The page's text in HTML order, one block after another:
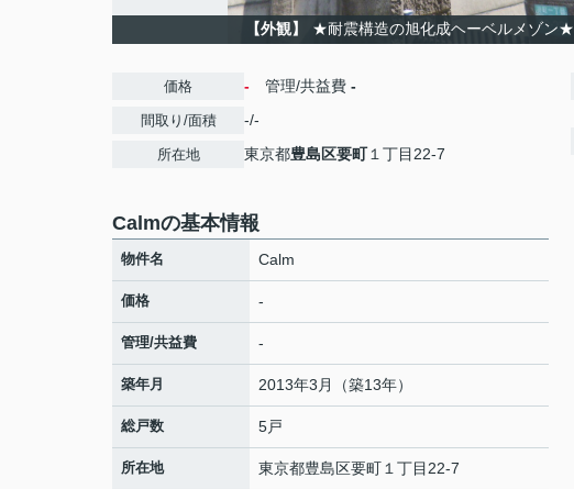
【外観】 ★耐震構造の旭化成ヘーベルメゾン★
価格 - 管理/共益費 -
間取り/面積 -/-
所在地 東京都豊島区要町１丁目22-7
Calmの基本情報
物件名 Calm
価格 -
管理/共益費 -
築年月 2013年3月（築13年）
総戸数 5戸
所在地 東京都豊島区要町 １丁目22-7